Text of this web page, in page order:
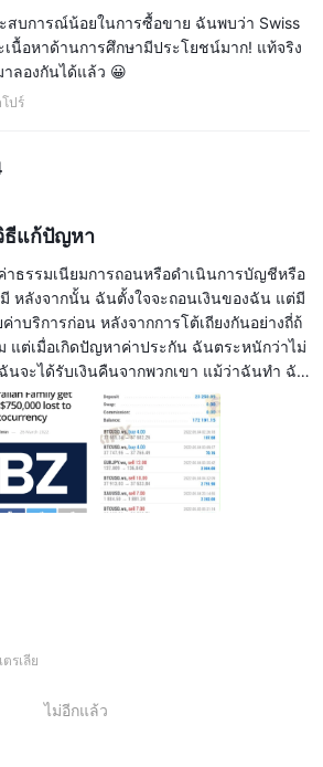
ใน 24 ชั่วโมง Postepay, Giro Pay,
Przelewy24 ไม่รองรับการถอนเงิน
เอียดของวิธีการฝากและถอนเงิน สกุลเงิน
ค้าสามารถดูได้จากตารางที่ให้ไว้
เกอร์ที่ได้รับการควบคุมโดยคณะกรรมการ
หลักทรัพย์ไซปรัส พวกเขานำเสนอการเข้า
ร์เฟซที่ใช้งานง่าย เครื่องมือวิเคราะห์การซื้อ
คัญกับความปลอดภัยของเงินทุนลูกค้า โดยมี
รับประกันการประมวลผลธุรกรรมที่รวดเร็ว
าสถานะในรายการคำเตือนของ wikifx
มจำเป็นที่ผู้ใช้จะต้องดำเนินการตรวจสอบ
ไหร่ในการเปิดบัญชี?
บการเริ่มต้นบัญชีใหม่คือ $200
มีการควบคุม？
รควบคุมโดย Cyprus Securities and
(CYSEC) แต่เมื่อเร็ว ๆ นี้กระทรวงการค้าใน
งหมายว่ามีกิจกรรมที่ไม่ได้รับอนุญาต
อขายทำอะไรได้บ้าง Swiss Markets
ลตฟอร์ม metatrader 4 ภายใต้ใบอนุญาต
สบการณ์น้อยในการซื้อขาย ฉันพบว่า Swiss
เนื้อหาด้านการศึกษามีประโยชน์มาก! แท้จริง
ลองกันได้แล้ว 😀
ปร์
ธีแก้ปัญหา
าธรรมเนียมการถอนหรือดำเนินการบัญชีหรือ
หลังจากนั้น ฉันตั้งใจจะถอนเงินของฉัน แต่มี
าบริการก่อน หลังจากการโต้เถียงกันอย่างถี่ถ้
แต่เมื่อเกิดปัญหาค่าประกัน ฉันตระหนักว่าไม่
นจะได้รับเงินคืนจากพวกเขา แม้ว่าฉันทำ ฉัน
อง บริษัทที่ฉันอัปโหลด รูปถ่าย.
ตรเลีย
ไม่อีกแล้ว